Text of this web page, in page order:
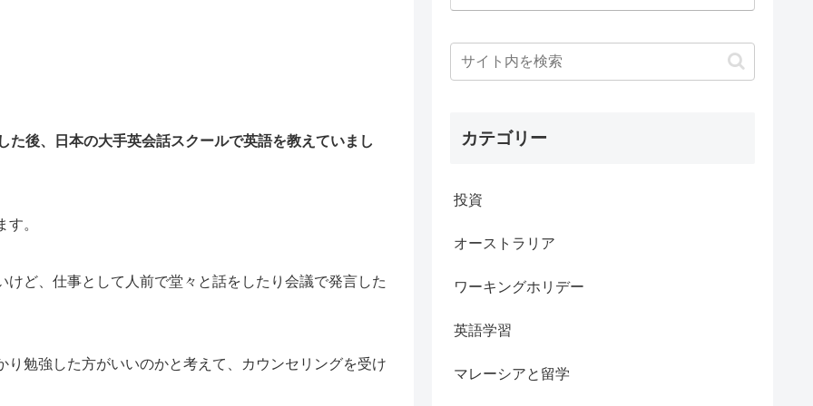
た後、日本の大手英会話スクールで英語を教えていまし
。
ど、仕事として人前で堂々と話をしたり会議で発言した
勉強した方がいいのかと考えて、カウンセリングを受け
カテゴリー
投資
オーストラリア
ワーキングホリデー
英語学習
マレーシアと留学